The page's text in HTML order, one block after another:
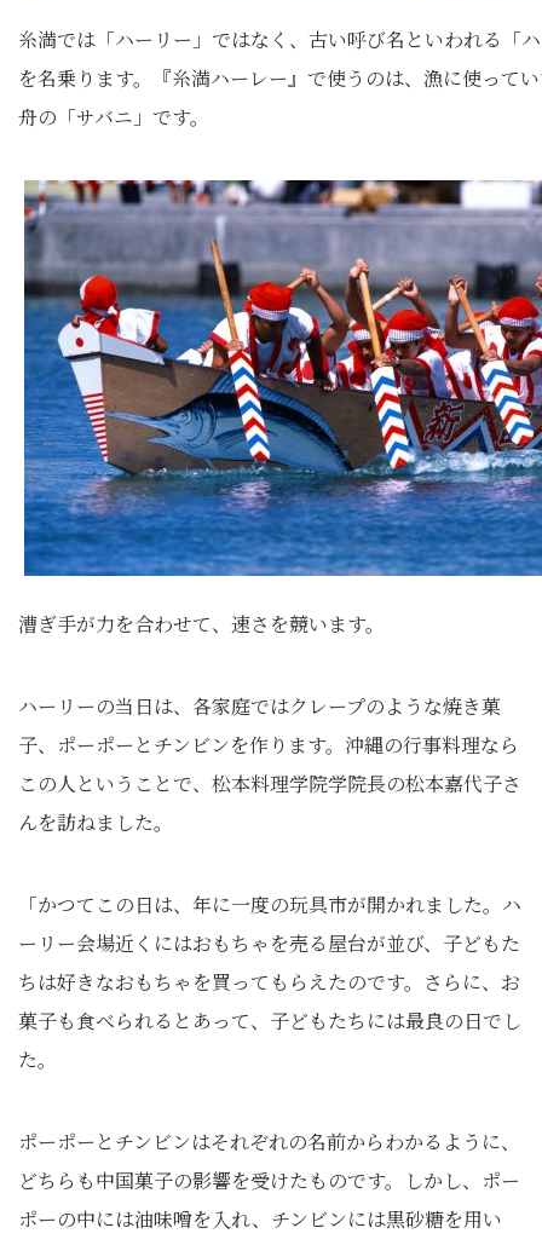
糸満では「ハーリー」ではなく、古い呼び名といわれる「
を名乗ります。『糸満ハーレー』で使うのは、漁に使って
舟の「サバニ」です。
漕ぎ手が力を合わせて、速さを競います。
ハーリーの当日は、各家庭ではクレープのような焼き菓
子、 ポーポーとチンビンを作ります。 沖縄の行事料理なら
この人ということで、 松本料理学院学院長の松本嘉代子さ
んを訪ねました。
「かつてこの日は、年に一度の玩具市が開かれました。ハ
ーリー会場近くにはおもちゃを売る屋台が並び、子どもた
ちは好きなおもちゃを買ってもらえたのです。さらに、お
菓子も食べられるとあって、子どもたちには最良の日でし
た。
ポーポーとチンビンはそれぞれの名前からわかるように、
どちらも中国菓子の影響を受けたものです。しかし、ポー
ポーの中には油味噌を入れ、チンビンには黒砂糖を用い